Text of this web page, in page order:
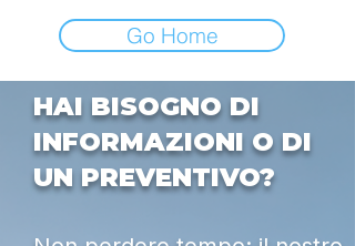
Go Home
HAI BISOGNO DI
INFORMAZIONI O DI
UN PREVENTIVO?